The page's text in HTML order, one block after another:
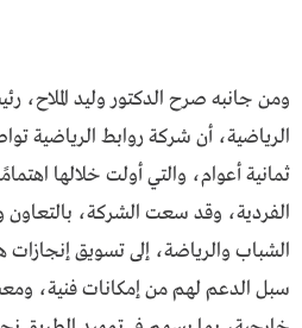
ومن جانبه صرح الدكتور وليد
الرياضية، أن شركة روابط الرياضية
ثمانية أعوام، والتي أولت خلالها
الفردية، وقد سعت الشركة، بالتعاون
الشباب والرياضة، إلى تسويق إنجازات
سبل الدعم لهم من إمكانات فنية،